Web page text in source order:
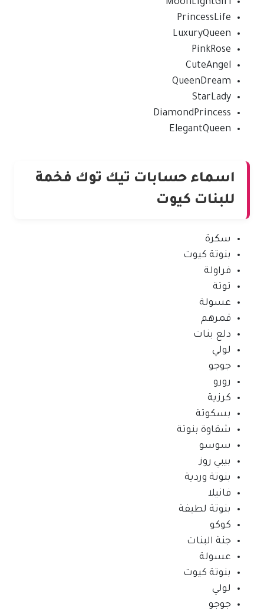
MoonLightGirl
PrincessLife
LuxuryQueen
PinkRose
CuteAngel
QueenDream
StarLady
DiamondPrincess
ElegantQueen
اسماء حسابات تيك توك فخمة
للبنات كيوت
سكرة
بنوتة كيوت
فراولة
توتة
عسولة
قمرهم
دلع بنات
لولي
جوجو
رورو
كرزية
بسكوتة
شقاوة بنوتة
سوسو
بيبي روز
بنوتة وردية
فانيلا
بنوتة لطيفة
كوكو
جنة البنات
عسولة
بنوتة كيوت
لولي
جوجو